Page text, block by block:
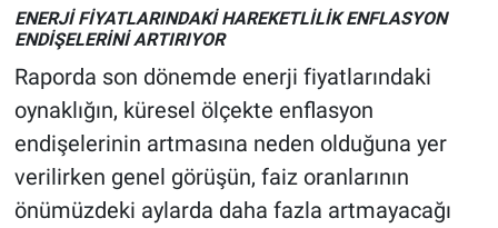
ENERJİ FİYATLARINDAKİ HAREKETLİLİK ENFLASYON
ENDİŞELERİNİ ARTIRIYOR
Raporda son dönemde enerji fiyatlarındaki
oynaklığın, küresel ölçekte enflasyon
endişelerinin artmasına neden olduğuna yer
verilirken genel görüşün, faiz oranlarının
önümüzdeki aylarda daha fazla artmayacağı